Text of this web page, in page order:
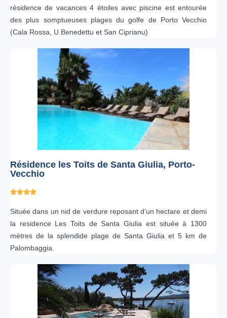
résidence de vacances 4 étoiles avec piscine est entourée
des plus somptueuses plages du golfe de Porto Vecchio
(Cala Rossa, U Benedettu et San Ciprianu)
Résidence les Toits de Santa Giulia, Porto-
Vecchio
Située dans un nid de verdure reposant d’un hectare et demi
la residence Les Toits de Santa Giulia est située à 1300
mètres de la splendide plage de Santa Giulia et 5 km de
Palombaggia.